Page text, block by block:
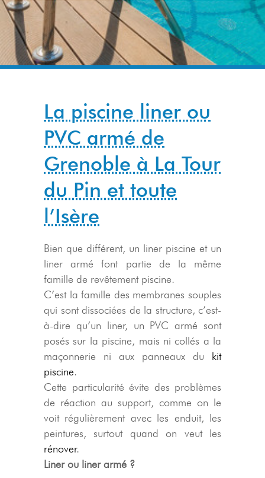
La piscine liner ou
PVC armé de
Grenoble à La Tour
du Pin et toute
l’Isère
Bien que différent, un liner piscine et un
liner armé font partie de la même
famille de revêtement piscine.
C’est la famille des membranes souples
qui sont dissociées de la structure, c’est-
à-dire qu’un liner, un PVC armé sont
posés sur la piscine, mais ni collés a la
maçonnerie ni aux panneaux du kit
piscine.
Cette particularité évite des problèmes
de réaction au support, comme on le
voit régulièrement avec les enduit, les
peintures, surtout quand on veut les
rénover.
Liner ou liner armé ?